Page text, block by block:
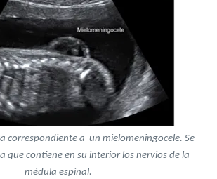
correspondiente a un mielomeningocele. Se
que contiene en su interior los nervios de la
médula espinal.